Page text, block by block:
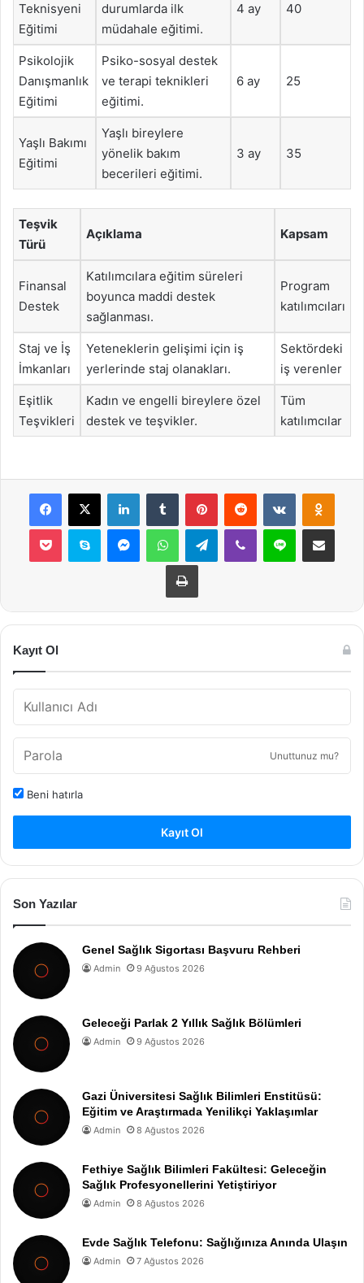
Teknisyeni
Eğitimi
durumlarda ilk
müdahale eğitimi.
4 ay 40
Psikolojik
Danışmanlık
Eğitimi
Psiko-sosyal destek
ve terapi teknikleri
eğitimi.
6 ay 25
Yaşlı Bakımı
Eğitimi
Yaşlı bireylere
yönelik bakım
becerileri eğitimi.
3 ay 35
Teşvik
Türü
Açıklama Kapsam
Finansal
Destek
Katılımcılara eğitim süreleri
boyunca maddi destek
sağlanması.
Program
katılımcıları
Staj ve İş
İmkanları
Yeteneklerin gelişimi için iş
yerlerinde staj olanakları.
Sektördeki
iş verenler
Eşitlik
Teşvikleri
Kadın ve engelli bireylere özel
destek ve teşvikler.
Tüm
katılımcılar
Facebook
X LinkedInTumblr PinterestReddit VKontakte
Pocket Skype MessengerWhatsAppTelegramViber Line E-Posta ile
Yazdır
Kayıt Ol
Unuttunuz mu?
Beni hatırla
Kayıt Ol
Son Yazılar
Genel Sağlık Sigortası Başvuru Rehberi
Admin 9 Ağustos 2026
Geleceği Parlak 2 Yıllık Sağlık Bölümleri
Admin 9 Ağustos 2026
Gazi Üniversitesi Sağlık Bilimleri Enstitüsü:
Eğitim ve Araştırmada Yenilikçi Yaklaşımlar
Admin 8 Ağustos 2026
Fethiye Sağlık Bilimleri Fakültesi: Geleceğin
Sağlık Profesyonellerini Yetiştiriyor
Admin 8 Ağustos 2026
Evde Sağlık Telefonu: Sağlığınıza Anında Ulaşın
Admin 7 Ağustos 2026